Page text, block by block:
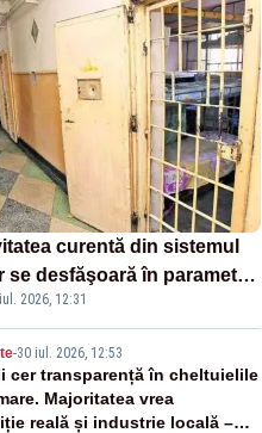
curentă din sistemul
se desfăşoară în parametri
2026, 12:31
-30 iul. 2026, 12:53
cer transparență în cheltuielile
Majoritatea vrea
reală și industrie locală –